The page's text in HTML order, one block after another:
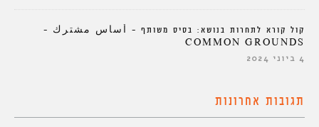
קול קורא לתחרות בנושא: בסיס משותף – أساس مشترك –
COMMON GROUNDS
4 ביוני 2024
תגובות אחרונות